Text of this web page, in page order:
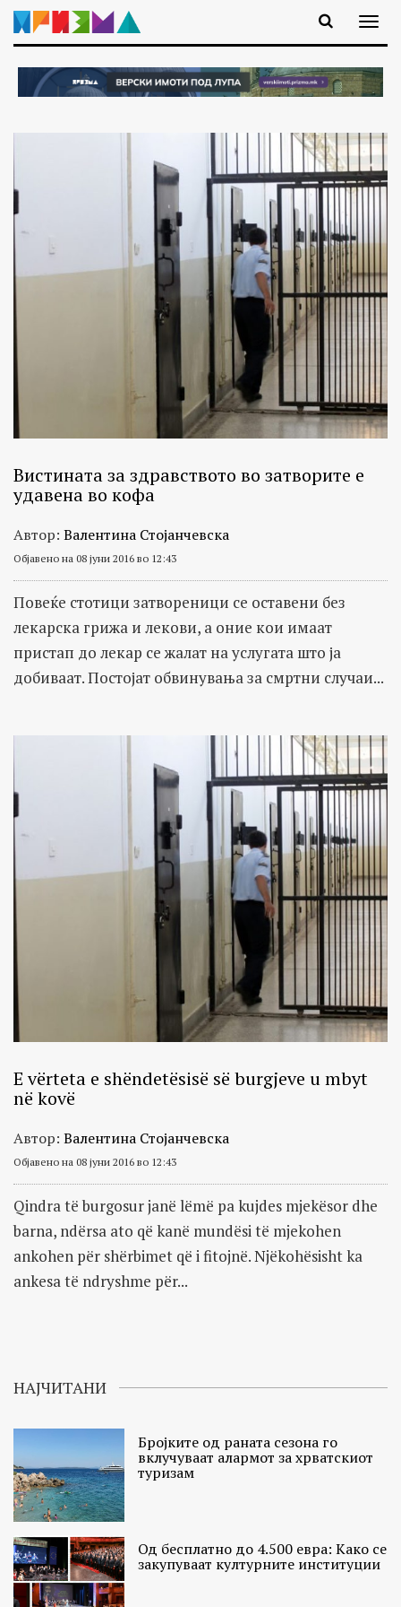
Вистината за здравството во затворите е
удавена во кофа
Автор: Валентина Стојанчевска
Објавено на 08 јуни 2016 во 12:43
Повеќе стотици затвореници се оставени без
лекарска грижа и лекови, а оние кои имаат
пристап до лекар се жалат на услугата што ја
добиваат. Постојат обвинувања за смртни случаи...
E vërteta e shëndetësisë së burgjeve u mbyt
në kovë
Автор: Валентина Стојанчевска
Објавено на 08 јуни 2016 во 12:43
Qindra të burgosur janë lëmë pa kujdes mjekësor dhe
barna, ndërsa ato që kanë mundësi të mjekohen
ankohen për shërbimet që i fitojnë. Njëkohësisht ka
ankesa të ndryshme për...
НАЈЧИТАНИ
Бројките од раната сезона го
вклучуваат алармот за хрватскиот
туризам
Од бесплатно до 4.500 евра: Како се
закупуваат културните институции